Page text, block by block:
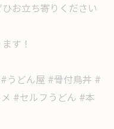
お立ち寄りください
す！
うどん屋 #骨付鳥丼 #
#セルフうどん #本